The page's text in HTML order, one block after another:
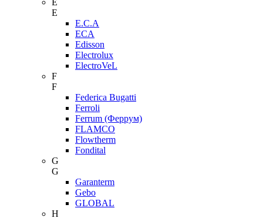
E
E
E.C.A
ECA
Edisson
Electrolux
ElectroVeL
F
F
Federica Bugatti
Ferroli
Ferrum (Феррум)
FLAMCO
Flowtherm
Fondital
G
G
Garanterm
Gebo
GLOBAL
H